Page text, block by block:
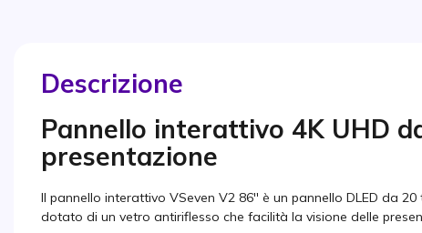
Descrizione
Pannello interattivo 4K UHD
presentazione
Il pannello interattivo VSeven V2 86'' è un pannello DLED da
dotato di un vetro antiriflesso che facilità la visione delle